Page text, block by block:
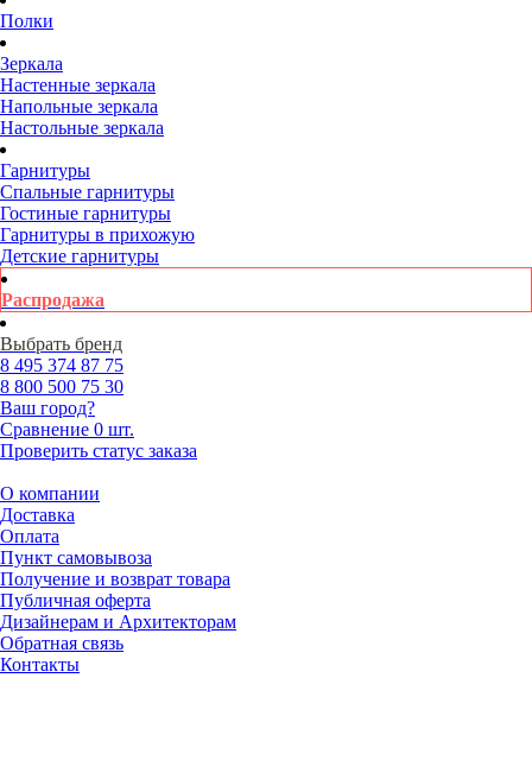
Полки
Зеркала
Настенные зеркала
Напольные зеркала
Настольные зеркала
Гарнитуры
Спальные гарнитуры
Гостиные гарнитуры
Гарнитуры в прихожую
Детские гарнитуры
Распродажа
Выбрать бренд
8 495 374 87 75
8 800 500 75 30
Ваш город?
Сравнение 0 шт.
Проверить статус заказа
О компании
Доставка
Оплата
Пункт самовывоза
Получение и возврат товара
Публичная оферта
Дизайнерам и Архитекторам
Обратная связь
Контакты